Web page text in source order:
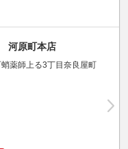
河原町本店
薬師上る3丁目奈良屋町